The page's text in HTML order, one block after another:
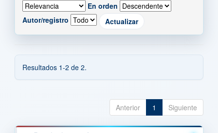
En orden
Autor/registro
Resultados 1-2 de 2.
Anterior 1 Siguiente